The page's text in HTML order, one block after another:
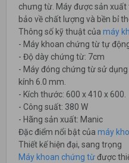
chưng từ. Máy được sản xuất
bảo về chất lượng và bền bỉ
Thông số kỹ thuật của máy
- Máy khoan chứng từ tự
- Độ dày chứng từ: 7cm
- Máy đóng chứng từ sử
kính 6.0 mm.
- Kích thước: 600 x 410 x 600.
- Công suất: 380 W
- Hãng sản xuất: Manic
Đặc điểm nổi bật của máy
Thiết kế hiện đại, sang trọng
Máy khoan chứng từđược